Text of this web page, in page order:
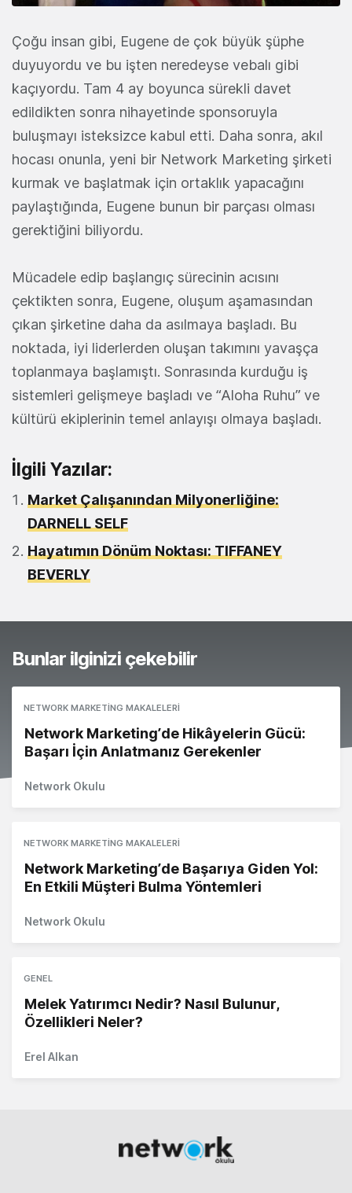
Çoğu insan gibi, Eugene de çok büyük şüphe
duyuyordu ve bu işten neredeyse vebalı gibi
kaçıyordu. Tam 4 ay boyunca sürekli davet
edildikten sonra nihayetinde sponsoruyla
buluşmayı isteksizce kabul etti. Daha sonra, akıl
hocası onunla, yeni bir Network Marketing şirketi
kurmak ve başlatmak için ortaklık yapacağını
paylaştığında, Eugene bunun bir parçası olması
gerektiğini biliyordu.
Mücadele edip başlangıç sürecinin acısını
çektikten sonra, Eugene, oluşum aşamasından
çıkan şirketine daha da asılmaya başladı. Bu
noktada, iyi liderlerden oluşan takımını yavaşça
toplanmaya başlamıştı. Sonrasında kurduğu iş
sistemleri gelişmeye başladı ve “Aloha Ruhu” ve
kültürü ekiplerinin temel anlayışı olmaya başladı.
İlgili Yazılar:
Market Çalışanından Milyonerliğine:
DARNELL SELF
Hayatımın Dönüm Noktası: TIFFANEY
BEVERLY
Bunlar ilginizi çekebilir
NETWORK MARKETING MAKALELERI
Network Marketing’de Hikâyelerin Gücü:
Başarı İçin Anlatmanız Gerekenler
Network Okulu
NETWORK MARKETING MAKALELERI
Network Marketing’de Başarıya Giden Yol:
En Etkili Müşteri Bulma Yöntemleri
Network Okulu
GENEL
Melek Yatırımcı Nedir? Nasıl Bulunur,
Özellikleri Neler?
Erel Alkan